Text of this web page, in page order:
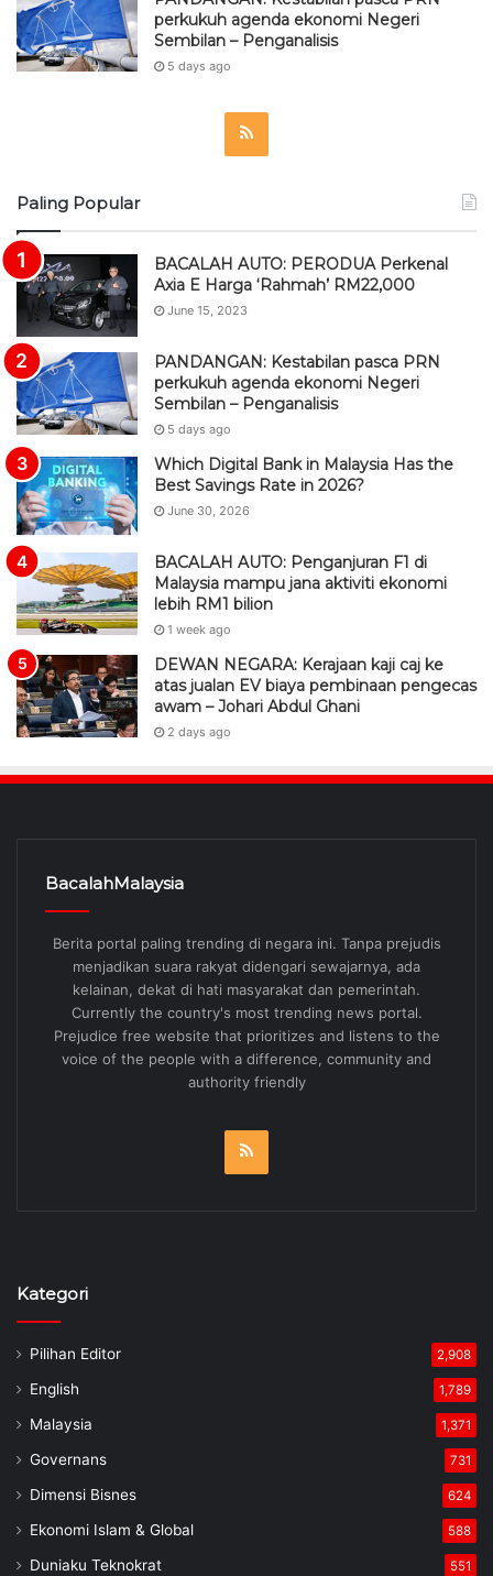
perkukuh agenda ekonomi Negeri
Sembilan – Penganalisis
5 days ago
Paling Popular
BACALAH AUTO: PERODUA Perkenal
Axia E Harga ‘Rahmah’ RM22,000
June 15, 2023
PANDANGAN: Kestabilan pasca PRN
perkukuh agenda ekonomi Negeri
Sembilan – Penganalisis
5 days ago
Which Digital Bank in Malaysia Has the
Best Savings Rate in 2026?
June 30, 2026
BACALAH AUTO: Penganjuran F1 di
Malaysia mampu jana aktiviti ekonomi
lebih RM1 bilion
1 week ago
DEWAN NEGARA: Kerajaan kaji caj ke
atas jualan EV biaya pembinaan pengecas
awam – Johari Abdul Ghani
2 days ago
BacalahMalaysia
Berita portal paling trending di negara ini. Tanpa prejudis
menjadikan suara rakyat didengari sewajarnya, ada
kelainan, dekat di hati masyarakat dan pemerintah.
Currently the country's most trending news portal.
Prejudice free website that prioritizes and listens to the
voice of the people with a difference, community and
authority friendly
Kategori
Pilihan Editor 2,908
English 1,789
Malaysia 1,371
Governans 731
Dimensi Bisnes 624
Ekonomi Islam & Global 588
Duniaku Teknokrat 551